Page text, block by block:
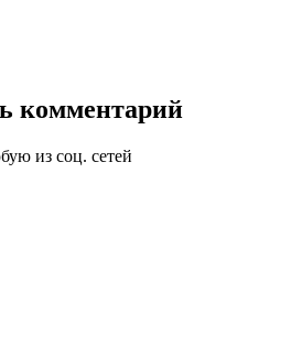
комментарий
из соц. сетей